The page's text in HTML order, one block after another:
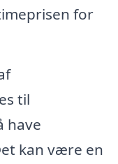
for
til
have
kan være en